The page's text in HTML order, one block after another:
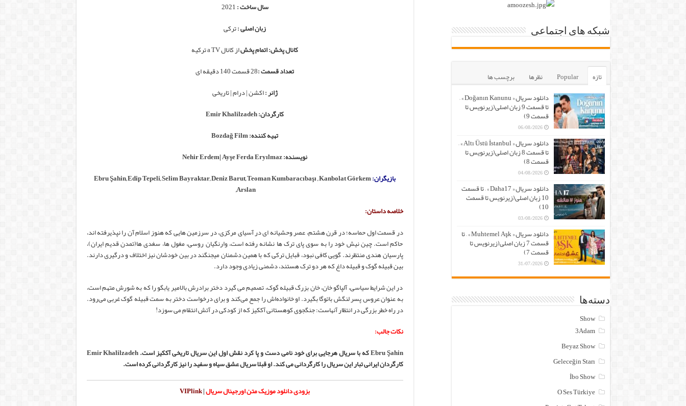
سال ساخت :
زبان اصلی :ترکی
کانال پخش: اتمام پخشاز کانال a TV ترکیه
تعداد قسمت :28 قسمت 140 دقیقه ای
ژانر :اکشن | درام | تاریخی
کارگردان:Emir Khalilzadeh
تهیه کننده:Bozdağ Film
نویسنده:
Nehir Erdem|Ayşe Ferda Eryılmaz
بازیگران:
Ebru Şahin,Edip Tepeli,Selim Bayraktar,Deniz Barut,Teoman Kumbaracıbaşı,Kanbolat Görkem
Arslan
,
خلاصه داستان:
در قسمت اول حماسه؛ در قرن هشتم، عصر وحشیانه ای در آسیای مرکزی، در سرزمین هایی که هنوز اسلام آن را نپذیرفته اند،
حاکم است. چین نیش خود را به سوی پای ترک ها نشانه رفته است، وارنگیان روسی، مغول ها، سغدی ها(تمدن قدیم ایران)،
پارسیان هندی منتظرند. گویی کافی نبود، قبایل ترکی که با همین دشمنان میجنگند در بین خودشان نیز اختلاف و درگیری دارند.
بین قبیله گوک و قبیله داغ که هر دو ترک هستند، دشمنی زیادی وجود دارد.
در این شرایط سیاسی، آلپاگو خان، خان بزرگ قبیله گوک، تصمیم می گیرد دختر برادرش بالامیر یابگو را که به شورش متهم است،
به عنوان عروس پسر لنگش باتوگا بگیرد. او خانواده‌اش را جمع می‌کند و برای درخواست دختر به سمت قبیله گوک غربی می‌رود.
در راه خطر بزرگی در انتظار آنهاست: جنگجوی کوهستانی آککیز که از کودکی در آتش انتقام می سوزد!
نکات جالب:
Ebru Şahinکه با سریال هرجایی برای خود نامی دست و پا کرد نقش اول این سریال تاریخی آککیز است.Emir Khalilzadeh
کارگردان ایرانی تبار این سریال را کارگردانی می کند. او قبلا سریال عشق سیاه و سفید را نیز کارگردانی کرده است.
بزودی دانلود موزیک متن اورجینال سریال|
VIPlink
شبکه های اجتماعی
تازه Popular نظرها
برچسب ها
دانلود سریال « Doğanın Kanunu » –
تا قسمت 9 زبان اصلی(زیرنویس تا
قسمت 9)
06/08/2026
دانلود سریال « Altı Üstü İstanbul » –
تا قسمت 8 زبان اصلی(زیرنویس تا
قسمت 8)
04/08/2026
دانلود سریال « Daha17 » – تا قسمت
10 زبان اصلی(زیرنویس تا قسمت
10)
03/08/2026
دانلود سریال « Muhtemel Aşk » – تا
قسمت 7 زبان اصلی(زیرنویس تا
قسمت 7)
31/07/2026
دسته‌ها
Show
3Adam
Beyaz Show
Geleceğin Starı
İbo Show
O Ses Türkiye